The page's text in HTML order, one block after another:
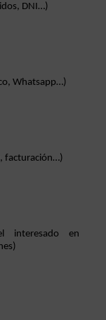
DNI…)
Whatsapp…)
facturación…)
interesado en